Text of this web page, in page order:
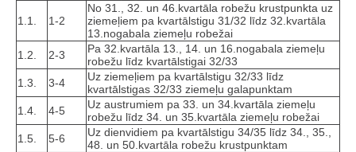
1.1. 1-2
No 31., 32. un 46.kvartāla robežu krustpunkta uz
ziemeļiem pa kvartālstigu 31/32 līdz 32.kvartāla
13.nogabala ziemeļu robežai
1.2.
2-3
Pa 32.kvartāla 13., 14. un 16.nogabala ziemeļu
robežu līdz kvartālstigai 32/33
1.3.
3-4
Uz ziemeļiem pa kvartālstigu 32/33 līdz
kvartālstigas 32/33 ziemeļu galapunktam
1.4.
4-5
Uz austrumiem pa 33. un 34.kvartāla ziemeļu
robežu līdz 34. un 35.kvartāla ziemeļu robežai
1.5.
5-6
Uz dienvidiem pa kvartālstigu 34/35 līdz 34., 35.,
48. un 50.kvartāla robežu krustpunktam